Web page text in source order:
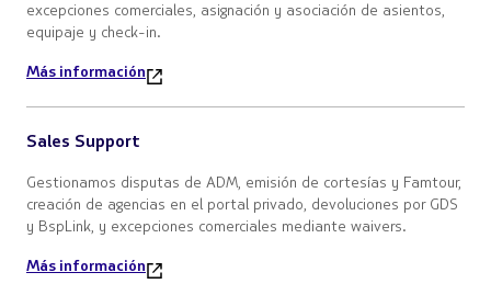
excepciones comerciales, asignación y asociación de asientos,
equipaje y check-in.
Más información
Sales Support
Gestionamos disputas de ADM, emisión de cortesías y Famtour,
creación de agencias en el portal privado, devoluciones por GDS
y BspLink, y excepciones comerciales mediante waivers.
Más información